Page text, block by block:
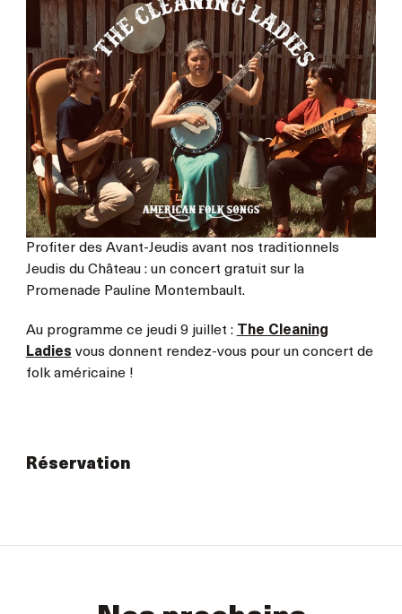
Profiter des Avant-Jeudis avant nos traditionnels
Jeudis du Château : un concert gratuit sur la
Promenade Pauline Montembault.
Au programme ce jeudi 9 juillet :
The Cleaning
Ladies vous donnent rendez-vous pour un concert de
folk américaine !
Réservation